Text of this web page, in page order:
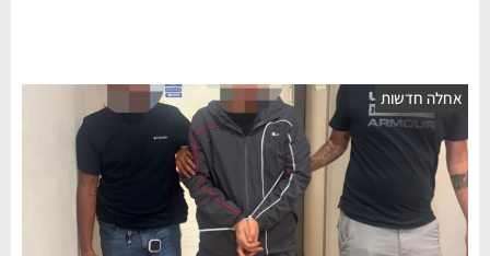
אחלה חדשות